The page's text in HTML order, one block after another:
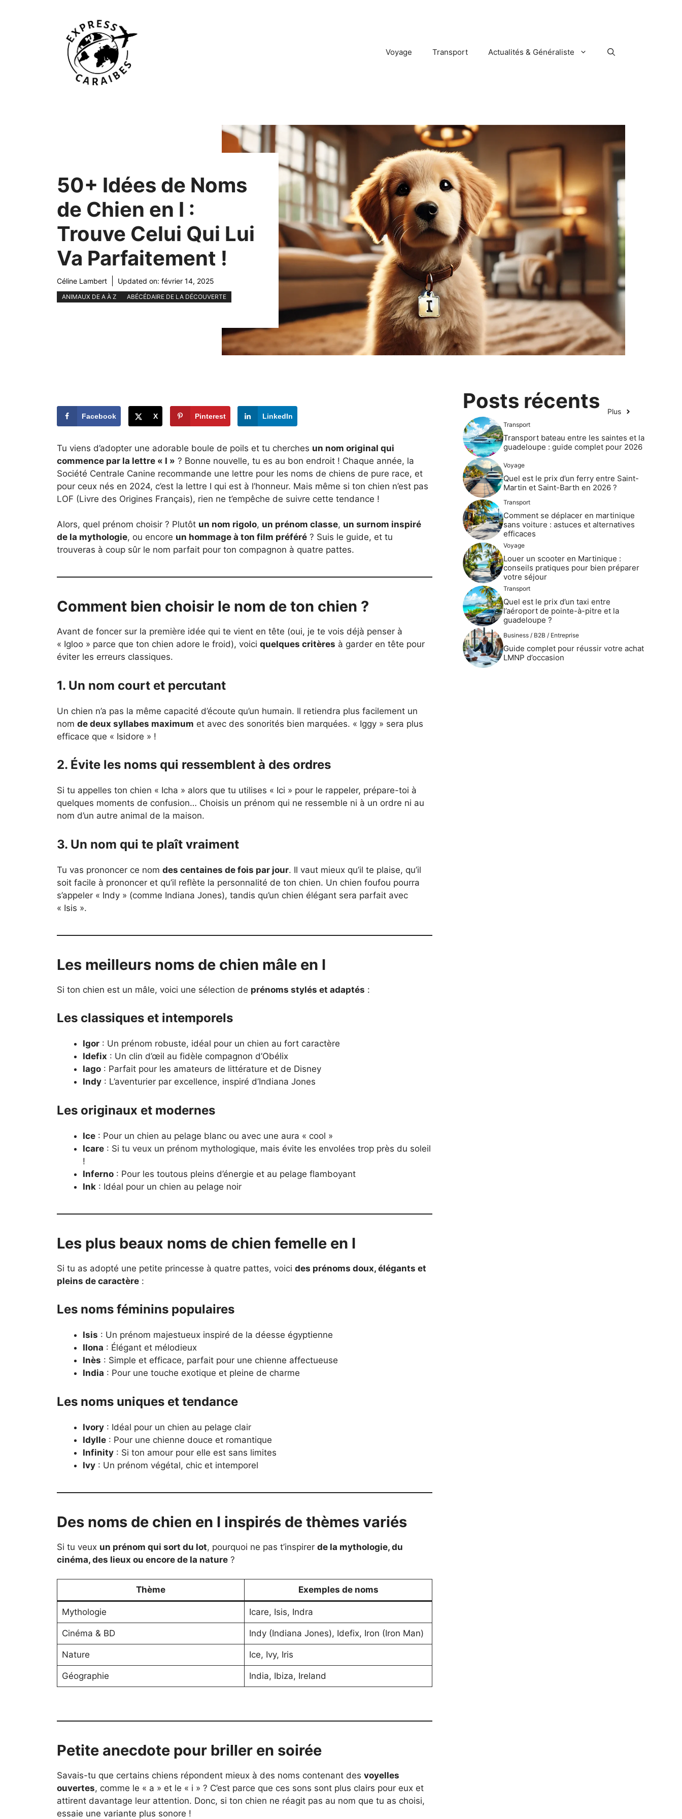
Voyage Transport Actualités & Généraliste
50+ Idées de Noms
de Chien en I :
Trouve Celui Qui Lui
Va Parfaitement !
Céline Lambert Updated on: février 14, 2025
ANIMAUX DE A À Z ABÉCÉDAIRE DE LA DÉCOUVERTE
Facebook X Pinterest LinkedIn
Tu viens d’adopter une adorable boule de poils et tu cherches un nom original qui
commence par la lettre « I » ? Bonne nouvelle, tu es au bon endroit ! Chaque année, la
Société Centrale Canine recommande une lettre pour les noms de chiens de pure race, et
pour ceux nés en 2024, c’est la lettre I qui est à l’honneur. Mais même si ton chien n’est pas
LOF (Livre des Origines Français), rien ne t’empêche de suivre cette tendance !
Alors, quel prénom choisir ? Plutôt un nom rigolo, un prénom classe, un surnom inspiré
de la mythologie, ou encore un hommage à ton film préféré ? Suis le guide, et tu
trouveras à coup sûr le nom parfait pour ton compagnon à quatre pattes.
Comment bien choisir le nom de ton chien ?
Avant de foncer sur la première idée qui te vient en tête (oui, je te vois déjà penser à
« Igloo » parce que ton chien adore le froid), voici quelques critères à garder en tête pour
éviter les erreurs classiques.
1. Un nom court et percutant
Un chien n’a pas la même capacité d’écoute qu’un humain. Il retiendra plus facilement un
nom de deux syllabes maximum et avec des sonorités bien marquées. « Iggy » sera plus
efficace que « Isidore » !
2. Évite les noms qui ressemblent à des ordres
Si tu appelles ton chien « Icha » alors que tu utilises « Ici » pour le rappeler, prépare-toi à
quelques moments de confusion… Choisis un prénom qui ne ressemble ni à un ordre ni au
nom d’un autre animal de la maison.
3. Un nom qui te plaît vraiment
Tu vas prononcer ce nom des centaines de fois par jour. Il vaut mieux qu’il te plaise, qu’il
soit facile à prononcer et qu’il reflète la personnalité de ton chien. Un chien foufou pourra
s’appeler « Indy » (comme Indiana Jones), tandis qu’un chien élégant sera parfait avec
« Isis ».
Les meilleurs noms de chien mâle en I
Si ton chien est un mâle, voici une sélection de prénoms stylés et adaptés :
Les classiques et intemporels
Igor : Un prénom robuste, idéal pour un chien au fort caractère
Idefix : Un clin d’œil au fidèle compagnon d’Obélix
Iago : Parfait pour les amateurs de littérature et de Disney
Indy : L’aventurier par excellence, inspiré d’Indiana Jones
Les originaux et modernes
Ice : Pour un chien au pelage blanc ou avec une aura « cool »
Icare : Si tu veux un prénom mythologique, mais évite les envolées trop près du soleil
!
Inferno : Pour les toutous pleins d’énergie et au pelage flamboyant
Ink : Idéal pour un chien au pelage noir
Les plus beaux noms de chien femelle en I
Si tu as adopté une petite princesse à quatre pattes, voici des prénoms doux, élégants et
pleins de caractère :
Les noms féminins populaires
Isis : Un prénom majestueux inspiré de la déesse égyptienne
Ilona : Élégant et mélodieux
Inès : Simple et efficace, parfait pour une chienne affectueuse
India : Pour une touche exotique et pleine de charme
Les noms uniques et tendance
Ivory : Idéal pour un chien au pelage clair
Idylle : Pour une chienne douce et romantique
Infinity : Si ton amour pour elle est sans limites
Ivy : Un prénom végétal, chic et intemporel
Des noms de chien en I inspirés de thèmes variés
Si tu veux un prénom qui sort du lot, pourquoi ne pas t’inspirer de la mythologie, du
cinéma, des lieux ou encore de la nature ?
Thème Exemples de noms
Mythologie Icare, Isis, Indra
Cinéma & BD Indy (Indiana Jones), Idefix, Iron (Iron Man)
Nature Ice, Ivy, Iris
Géographie India, Ibiza, Ireland
Petite anecdote pour briller en soirée
Savais-tu que certains chiens répondent mieux à des noms contenant des voyelles
ouvertes, comme le « a » et le « i » ? C’est parce que ces sons sont plus clairs pour eux et
attirent davantage leur attention. Donc, si ton chien ne réagit pas au nom que tu as choisi,
essaie une variante plus sonore !
Posts récents Plus
Transport
Transport bateau entre les saintes et la
guadeloupe : guide complet pour 2026
Voyage
Quel est le prix d’un ferry entre Saint-
Martin et Saint-Barth en 2026 ?
Transport
Comment se déplacer en martinique
sans voiture : astuces et alternatives
efficaces
Voyage
Louer un scooter en Martinique :
conseils pratiques pour bien préparer
votre séjour
Transport
Quel est le prix d’un taxi entre
l’aéroport de pointe-à-pitre et la
guadeloupe ?
Business / B2B / Entreprise
Guide complet pour réussir votre achat
LMNP d’occasion